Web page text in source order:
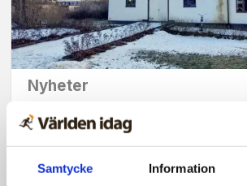
Samtycke Information
Nyheter
Rimbo-kyrka beslöt
Equmeniakyrkan:
nödvändigt”